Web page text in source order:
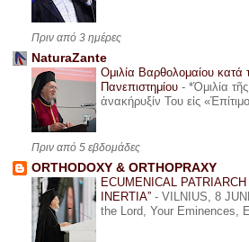
Πριν από 3 ημέρες
NaturaZante
Ομιλία Βαρθολομαίου κατά
Πανεπιστημίου - *Ὁμιλία
ἀνακήρυξίν Του εἰς
Πριν από 5 εβδομάδες
ORTHODOXY & ORTHOPRAXY
ECUMENICAL
INERTIA” - VILNIUS, 8
the Lord, Your Eminences,